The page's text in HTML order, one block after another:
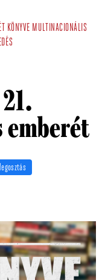
KÖNYVE MULTINACIONÁLIS
emberét